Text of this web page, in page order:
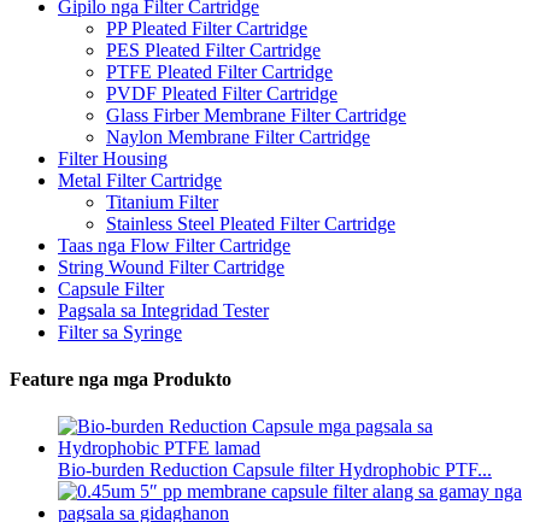
Gipilo nga Filter Cartridge
PP Pleated Filter Cartridge
PES Pleated Filter Cartridge
PTFE Pleated Filter Cartridge
PVDF Pleated Filter Cartridge
Glass Firber Membrane Filter Cartridge
Naylon Membrane Filter Cartridge
Filter Housing
Metal Filter Cartridge
Titanium Filter
Stainless Steel Pleated Filter Cartridge
Taas nga Flow Filter Cartridge
String Wound Filter Cartridge
Capsule Filter
Pagsala sa Integridad Tester
Filter sa Syringe
Feature nga mga Produkto
Bio-burden Reduction Capsule filter Hydrophobic PTF...